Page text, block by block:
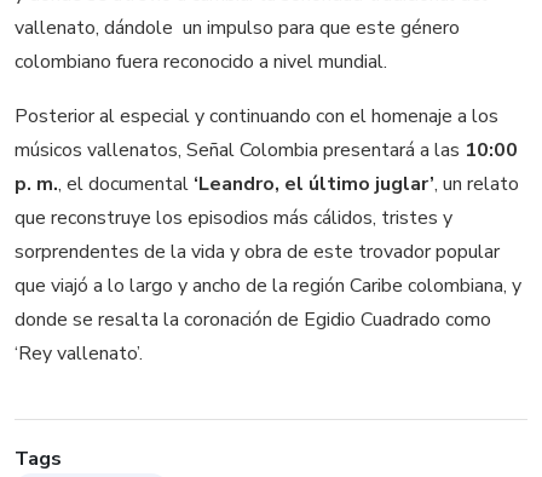
vallenato, dándole un impulso para que este género
colombiano fuera reconocido a nivel mundial.
Posterior al especial y continuando con el homenaje a los
músicos vallenatos, Señal Colombia presentará a las 10:00
p. m., el documental ‘Leandro, el último juglar’, un relato
que reconstruye los episodios más cálidos, tristes y
sorprendentes de la vida y obra de este trovador popular
que viajó a lo largo y ancho de la región Caribe colombiana, y
donde se resalta la coronación de Egidio Cuadrado como
‘Rey vallenato’.
Tags